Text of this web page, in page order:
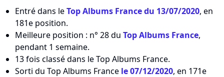
Entré dans leTop Albums France du 13/07/2020, en
181e position.
Meilleure position : n° 28 du Top Albums France,
pendant 1 semaine.
13 fois classé dans le Top Albums France.
Sorti du Top Albums France le 07/12/2020, en 171e